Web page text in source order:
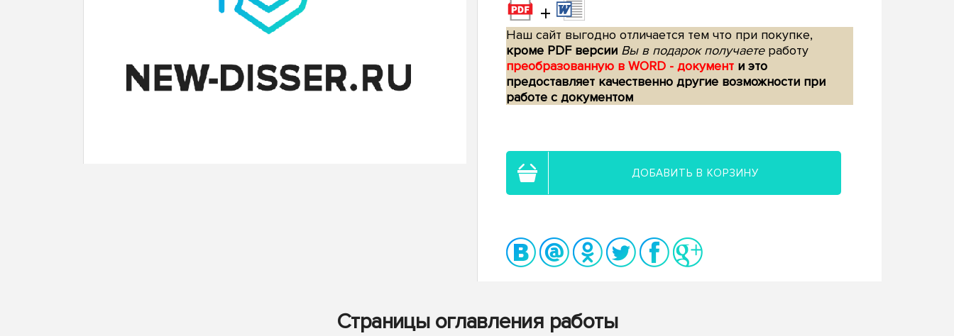
+
Наш сайт выгодно отличается тем что при покупке,
кроме PDF версии Вы в подарок получаетеработу
преобразованную в WORD - документ и это
предоставляет качественно другие возможности при
работе с документом
ДОБАВИТЬ В КОРЗИНУ
Страницы оглавления работы